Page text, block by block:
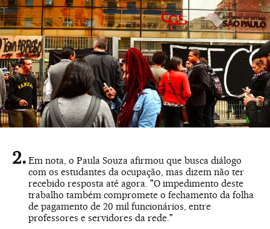
Em nota, o Paula Souza afirmou que busca diálogo
com os estudantes da ocupação, mas dizem não ter
recebido resposta até agora. "O impedimento deste
trabalho também compromete o fechamento da folha
de pagamento de 20 mil funcionários, entre
professores e servidores da rede."